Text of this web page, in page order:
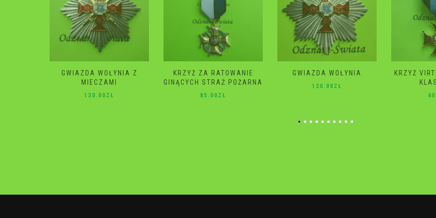
KRZYŻ ZA RATOWANIE
GINĄCYCH STRAŻ POŻARNA
85.00ZŁ
GWIAZDA WOŁYNIA
120.00 ZŁ
KRZYŻ VIRTUTI MILITARI 4
KLASA 2 RP